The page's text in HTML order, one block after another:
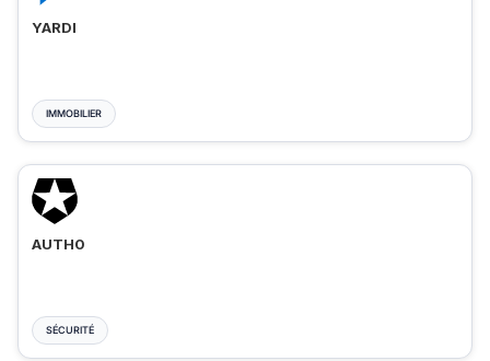
YARDI
IMMOBILIER
AUTH0
SÉCURITÉ